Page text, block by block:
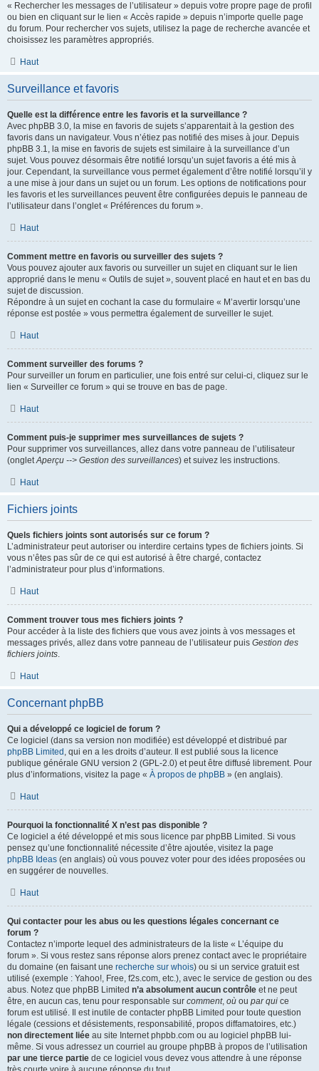
« Rechercher les messages de l’utilisateur » depuis votre propre page de profil
ou bien en cliquant sur le lien « Accès rapide » depuis n’importe quelle page
du forum. Pour rechercher vos sujets, utilisez la page de recherche avancée et
choisissez les paramètres appropriés.
Haut
Surveillance et favoris
Quelle est la différence entre les favoris et la surveillance ?
Avec phpBB 3.0, la mise en favoris de sujets s’apparentait à la gestion des
favoris dans un navigateur. Vous n’étiez pas notifié des mises à jour. Depuis
phpBB 3.1, la mise en favoris de sujets est similaire à la surveillance d’un
sujet. Vous pouvez désormais être notifié lorsqu’un sujet favoris a été mis à
jour. Cependant, la surveillance vous permet également d’être notifié lorsqu’il y
a une mise à jour dans un sujet ou un forum. Les options de notifications pour
les favoris et les surveillances peuvent être configurées depuis le panneau de
l’utilisateur dans l’onglet « Préférences du forum ».
Haut
Comment mettre en favoris ou surveiller des sujets ?
Vous pouvez ajouter aux favoris ou surveiller un sujet en cliquant sur le lien
approprié dans le menu « Outils de sujet », souvent placé en haut et en bas du
sujet de discussion.
Répondre à un sujet en cochant la case du formulaire « M’avertir lorsqu’une
réponse est postée » vous permettra également de surveiller le sujet.
Haut
Comment surveiller des forums ?
Pour surveiller un forum en particulier, une fois entré sur celui-ci, cliquez sur le
lien « Surveiller ce forum » qui se trouve en bas de page.
Haut
Comment puis-je supprimer mes surveillances de sujets ?
Pour supprimer vos surveillances, allez dans votre panneau de l’utilisateur
(ongletAperçu --> Gestion des surveillances) et suivez les instructions.
Haut
Fichiers joints
Quels fichiers joints sont autorisés sur ce forum ?
L’administrateur peut autoriser ou interdire certains types de fichiers joints. Si
vous n’êtes pas sûr de ce qui est autorisé à être chargé, contactez
l’administrateur pour plus d’informations.
Haut
Comment trouver tous mes fichiers joints ?
Pour accéder à la liste des fichiers que vous avez joints à vos messages et
messages privés, allez dans votre panneau de l’utilisateur puis Gestion des
fichiers joints.
Haut
Concernant phpBB
Qui a développé ce logiciel de forum ?
Ce logiciel (dans sa version non modifiée) est développé et distribué par
phpBB Limited , qui en a les droits d’auteur. Il est publié sous la licence
publique générale GNU version 2 (GPL-2.0) et peut être diffusé librement. Pour
plus d’informations, visitez la page « À propos de phpBB » (en anglais).
Haut
Pourquoi la fonctionnalité X n’est pas disponible ?
Ce logiciel a été développé et mis sous licence par phpBB Limited. Si vous
pensez qu’une fonctionnalité nécessite d’être ajoutée, visitez la page
phpBB Ideas (en anglais) où vous pouvez voter pour des idées proposées ou
en suggérer de nouvelles.
Haut
Qui contacter pour les abus ou les questions légales concernant ce
forum ?
Contactez n’importe lequel des administrateurs de la liste « L’équipe du
forum ». Si vous restez sans réponse alors prenez contact avec le propriétaire
du domaine (en faisant une recherche sur whois) ou si un service gratuit est
utilisé (exemple : Yahoo!, Free, f2s.com, etc.), avec le service de gestion ou des
abus. Notez que phpBB Limited n’a absolument aucun contrôle et ne peut
être, en aucun cas, tenu pour responsable sur comment, où ou par qui ce
forum est utilisé. Il est inutile de contacter phpBB Limited pour toute question
légale (cessions et désistements, responsabilité, propos diffamatoires, etc.)
non directement liée au site Internet phpbb.com ou au logiciel phpBB lui-
même. Si vous adressez un courriel au groupe phpBB à propos de l’utilisation
par une tierce partie de ce logiciel vous devez vous attendre à une réponse